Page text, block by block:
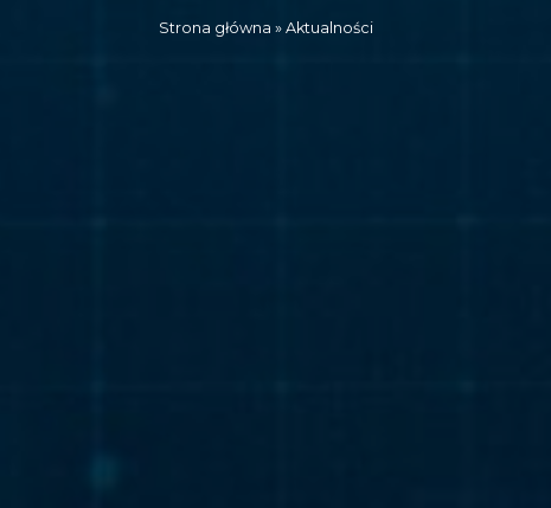
Strona główna » Aktualności